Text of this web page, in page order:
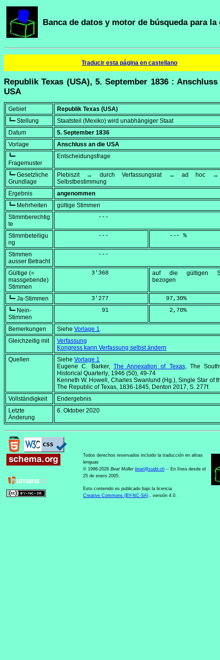
Banca de datos y motor de búsqueda para
Traducir esta página en castellano
Republik Texas (USA), 5. September 1836 :
USA
Gebiet
Republik Texas (USA)
┗━ Stellung
Staatsteil (Mexiko) wird unabhängiger Staat
Datum
5. September 1836
Vorlage
Anschluss an die USA
┗━
Fragemuster
Entscheidungsfrage
┗━ Gesetzliche
Grundlage
Plebiszit → durch Verfassungsrat → ad hoc →
Selbstbestimmung
Ergebnis
angenommen
┗━ Mehrheiten
gültige Stimmen
Stimmberechtig
te
            ---
Stimmbeteiligu
ng
            ---
     --- %
Stimmen
ausser Betracht
            ---
Gültige (=
massgebende)
Stimmen
          3'368
auf die gültigen
bezogen
┗━ Ja-Stimmen
          3'277
    97,30
%
┗━ Nein-
Stimmen
             91
     2,70
%
Bemerkungen Siehe Vorlage 1.
Gleichzeitig mit
Verfassung
Kongress kann Verfassung selbst ändern
Quellen
Siehe Vorlage 1
Eugene C. Barker, The Annexation of Texas, The
Historical Quarterly, 1946 (50), 49-74
Kenneth W. Howell, Charles Swanlund (Hg.),Single Star of
The Republic of Texas, 1836-1845, Denton 2017, S. 277f.
Vollständigkeit
Endergebnis
Letzte
Änderung
6. Oktober 2020
Todos derechos reservados incluido la traducción en altras
lenguas
© 1996-2026 Beat Müller beat@sudd.ch -- En línea desde el
25 de enero 2005.
Esto contenido es publicado bajo la licencia
Creative Commons (BY-NC-SA) , versión 4.0.